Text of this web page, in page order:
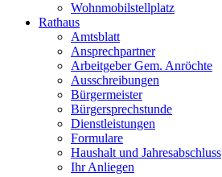
Wohnmobilstellplatz
Rathaus
Amtsblatt
Ansprechpartner
Arbeitgeber Gem. Anröchte
Ausschreibungen
Bürgermeister
Bürgersprechstunde
Dienstleistungen
Formulare
Haushalt und Jahresabschluss
Ihr Anliegen